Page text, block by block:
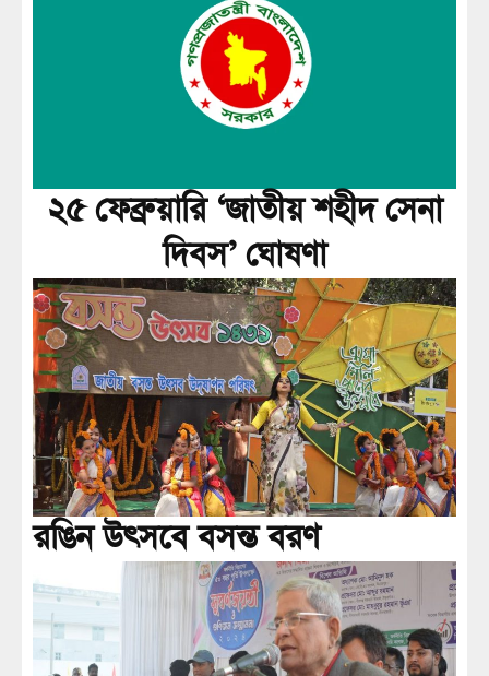
২৫ ফেব্রুয়ারি ‘জাতীয় শহীদ সেনা
দিবস’ ঘোষণা
রঙিন উৎসবে বসন্ত বরণ